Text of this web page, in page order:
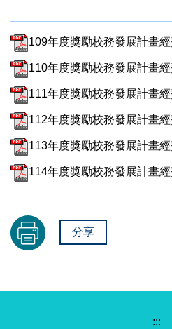
109年度獎勵校務發展計畫
110年度獎勵校務發展計畫
111年度獎勵校務發展計畫
112年度獎勵校務發展計畫
113年度獎勵校務發展計畫
114年度獎勵校務發展計畫
分享
:::